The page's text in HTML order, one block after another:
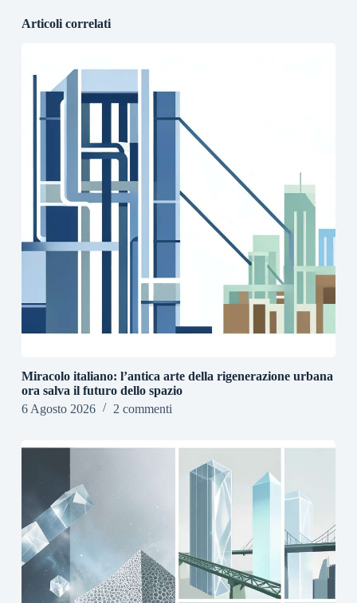
Articoli correlati
Miracolo italiano: l’antica arte della rigenerazione urbana
ora salva il futuro dello spazio
6 Agosto 2026
2 commenti